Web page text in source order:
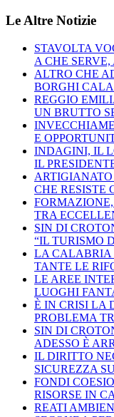
Le Altre Notizie
STAVOLTA
A CHE
ALTRO CHE
BORGHI
REGGIO
UN BRUTTO
E
INDAGINI, IL
IL
CHE RESISTE
TRA
SIN DI
“IL TURISMO
LA CALABRIA
TANTE LE
LE AREE
LUOGHI
È IN CRISI LA
PROBLEMA
SIN DI
ADESSO È
IL DIRITTO
SICUREZZA
FONDI
RISORSE IN
REATI